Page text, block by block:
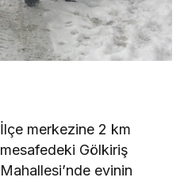
İlçe merkezine 2 km
mesafedeki Gölkiriş
Mahallesi’nde evinin